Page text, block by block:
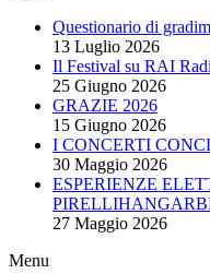
Questionario di
13 Luglio 2026
Il Festival su RAI
25 Giugno 2026
GRAZIE 2026
15 Giugno 2026
I CONCERTI
30 Maggio 2026
ESPERIENZE
27 Maggio 2026
Menu